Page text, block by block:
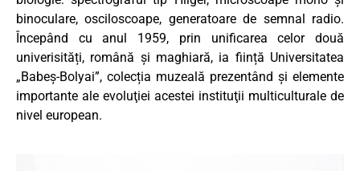
binoculare, osciloscoape, generatoare de semnal radio.
Începând cu anul 1959, prin unificarea celor două
univerisități, română și maghiară, ia ființă Universitatea
„Babeş-Bolyai”, colecția muzeală prezentând și elemente
importante ale evoluţiei acestei instituţii multiculturale de
nivel european.